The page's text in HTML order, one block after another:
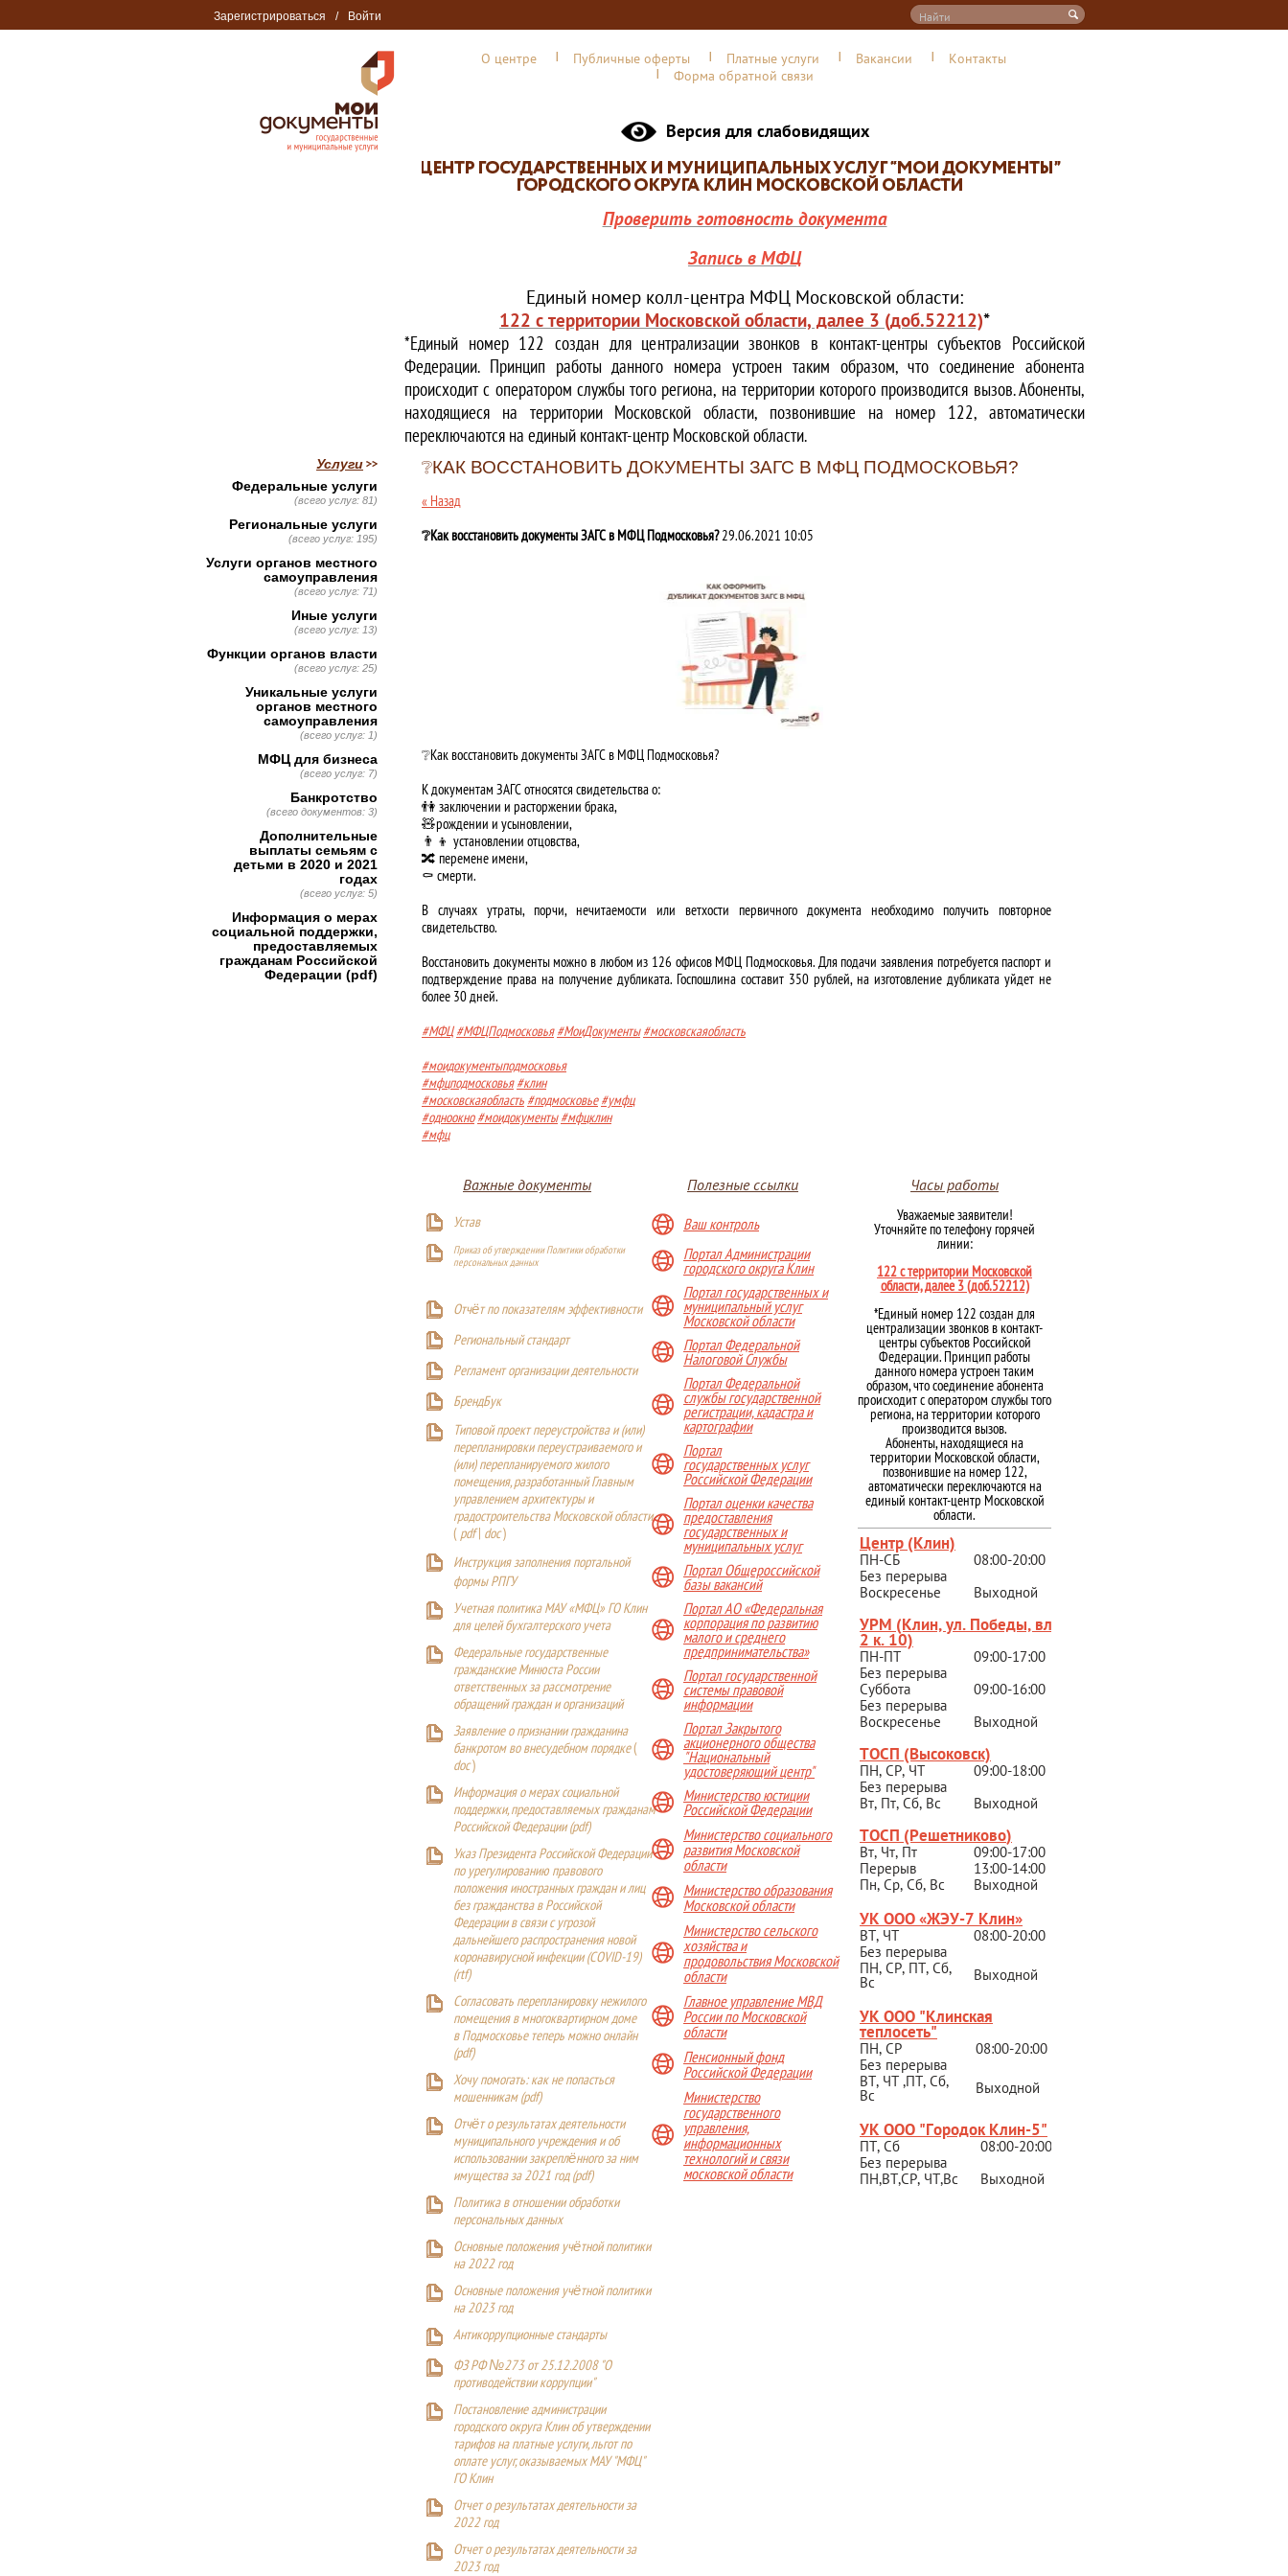
Зарегистрироваться / Войти
О центре Публичные оферты Платные услуги Вакансии
Контакты
Форма обратной связи
Версия для слабовидящих
Проверить готовность документа
Запись в МФЦ
Единый номер колл-центра МФЦ Московской области:
122 с территории Московской области, далее 3 (доб.52212)*
*Единый номер 122 создан для централизации звонков в контакт-центры субъектов Российской
Федерации. Принцип работы данного номера устроен таким образом, что соединение абонента
происходит с оператором службы того региона, на территории которого производится вызов. Абоненты,
находящиеся на территории Московской области, позвонившие на номер 122, автоматически
переключаются на единый контакт-центр Московской области.
❔КАК ВОССТАНОВИТЬ ДОКУМЕНТЫ ЗАГС В МФЦ ПОДМОСКОВЬЯ?
« Назад
❔Как восстановить документы ЗАГС в МФЦ Подмосковья?29.06.2021 10:05
❔Как восстановить документы ЗАГС в МФЦ Подмосковья?
К документам ЗАГС относятся свидетельства о:
👫 заключении и расторжении брака,
🧸рождении и усыновлении,
👨‍👦 установлении отцовства,
🔀 перемене имени,
⚰️ смерти.
В случаях утраты, порчи, нечитаемости или ветхости первичного документа необходимо получить повторное
свидетельство.
Восстановить документы можно в любом из 126 офисов МФЦ Подмосковья. Для подачи заявления потребуется паспорт и
подтверждение права на получение дубликата. Госпошлина составит 350 рублей, на изготовление дубликата уйдет не
более 30 дней.
#МФЦ #МФЦПодмосковья #МоиДокументы #московскаяобласть
#моидокументыподмосковья
#мфцподмосковья #клин
#московскаяобласть #подмосковье #умфц
#одноокно #моидокументы #мфцклин
#мфц
Важные документы
Устав
Приказ об утверждении Политики обработки
персональных данных
Отчёт по показателям эффективности
Региональный стандарт
Регламент организации деятельности
БрендБук
Типовой проект переустройства и (или)
перепланировки переустраиваемого и
(или) перепланируемого жилого
помещения, разработанный Главным
управлением архитектуры и
градостроительства Московской области
(pdf| doc)
Инструкция заполнения портальной
формы РПГУ
Учетная политика МАУ «МФЦ» ГО Клин
для целей бухгалтерского учета
Федеральные государственные
гражданские Минюста России
ответственных за рассмотрение
обращений граждан и организаций
Заявление о признании гражданина
банкротом во внесудебном порядке(
doc)
Информация о мерах социальной
поддержки, предоставляемых гражданам
Российской Федерации (pdf)
Указ Президента Российской Федерации
по урегулированию правового
положения иностранных граждан и лиц
без гражданства в Российской
Федерации в связи с угрозой
дальнейшего распространения новой
коронавирусной инфекции (COVID-19)
(rtf)
Согласовать перепланировку нежилого
помещения в многоквартирном доме
в Подмосковье теперь можно онлайн
(pdf)
Хочу помогать: как не попасться
мошенникам (pdf)
Отчёт о результатах деятельности
муниципального учреждения и об
использовании закреплённого за ним
имущества за 2021 год (pdf)
Политика в отношении обработки
персональных данных
Основные положения учётной политики
на 2022 год
Основные положения учётной политики
на 2023 год
Антикоррупционные стандарты
ФЗ РФ №273 от 25.12.2008 "О
противодействии коррупции"
Постановление администрации
городского округа Клин об утверждении
тарифов на платные услуги, льгот по
оплате услуг, оказываемых МАУ "МФЦ"
ГО Клин
Отчет о результатах деятельности за
2022 год
Отчет о результатах деятельности за
2023 год
Полезные ссылки
Ваш контроль
Портал Администрации
городского округа Клин
Портал государственных и
муниципальный услуг
Московской области
Портал Федеральной
Налоговой Службы
Портал Федеральной
службы государственной
регистрации, кадастра и
картографии
Портал
государственных услуг
Российской Федерации
Портал оценки качества
предоставления
государственных и
муниципальных услуг
Портал Общероссийской
базы вакансий
Портал АО «Федеральная
корпорация по развитию
малого и среднего
предпринимательства»
Портал государственной
системы правовой
информации
Портал Закрытого
акционерного общества
"Национальный
удостоверяющий центр"
Министерство юстиции
Российской Федерации
Министерство социального
развития Московской
области
Министерство образования
Московской области
Министерство сельского
хозяйства и
продовольствия Московской
области
Главное управление МВД
России по Московской
области
Пенсионный фонд
Российской Федерации
Министерство
государственного
управления,
информационных
технологий и связи
московской области
Часы работы
Уважаемые заявители!
Уточняйте по телефону горячей
линии:
122 с территории Московской
области, далее 3 (доб.52212)
*Единый номер 122 создан для
централизации звонков в контакт-
центры субъектов Российской
Федерации. Принцип работы
данного номера устроен таким
образом, что соединение абонента
происходит с оператором службы того
региона, на территории которого
производится вызов.
Абоненты, находящиеся на
территории Московской области,
позвонившие на номер 122,
автоматически переключаются на
единый контакт-центр Московской
области.
Центр (Клин)
ПН-СБ
08:00-20:00
Без перерыва
Воскресенье
Выходной
УРМ (Клин, ул. Победы, вл.
2 к. 10)
ПН-ПТ
09:00-17:00
Без перерыва
Суббота
09:00-16:00
Без перерыва
Воскресенье
Выходной
ТОСП (Высоковск)
ПН, СР, ЧТ
09:00-18:00
Без перерыва
Вт, Пт, Сб, Вс
Выходной
ТОСП (Решетниково)
Вт, Чт, Пт
09:00-17:00
Перерыв
13:00-14:00
Пн, Ср, Сб, Вс
Выходной
УК ООО «ЖЭУ-7 Клин»
ВТ, ЧТ
08:00-20:00
Без перерыва
ПН, СР, ПТ, Сб,
Вс Выходной
УК ООО "Клинская
теплосеть"
ПН, СР
08:00-20:00
Без перерыва
ВТ, ЧТ ,ПТ, Сб,
Вс Выходной
УК ООО "Городок Клин-5"
ПТ, Сб
08:00-20:00
Без перерыва
ПН,ВТ,СР, ЧТ,Вс Выходной
Услуги
Федеральные услуги
(всего услуг: 81)
Региональные услуги
(всего услуг: 195)
Услуги органов местного
самоуправления
(всего услуг: 71)
Иные услуги
(всего услуг: 13)
Функции органов власти
(всего услуг: 25)
Уникальные услуги
органов местного
самоуправления
(всего услуг: 1)
МФЦ для бизнеса
(всего услуг: 7)
Банкротство
(всего документов: 3)
Дополнительные
выплаты семьям с
детьми в 2020 и 2021
годах
(всего услуг: 5)
Информация о мерах
социальной поддержки,
предоставляемых
гражданам Российской
Федерации (pdf)